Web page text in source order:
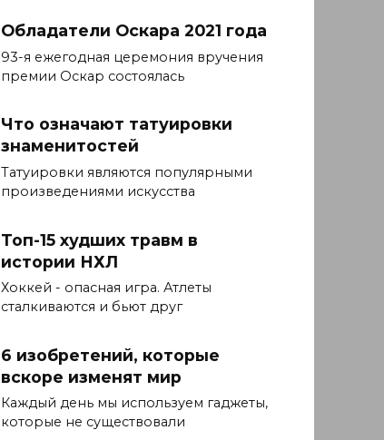
Обладатели Оскара 2021 года
93-я ежегодная церемония вручения
премии Оскар состоялась
Что означают татуировки
знаменитостей
Татуировки являются популярными
произведениями искусства
Топ-15 худших травм в
истории НХЛ
Хоккей - опасная игра. Атлеты
сталкиваются и бьют друг
6 изобретений, которые
вскоре изменят мир
Каждый день мы используем гаджеты,
которые не существовали